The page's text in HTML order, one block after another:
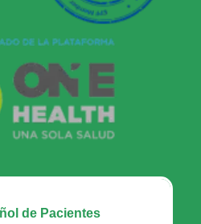
de Pacientes